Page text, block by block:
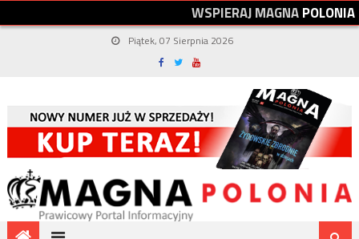
WSPIERAJMAGNAPOLONIA
Piątek, 07 Sierpnia 2026